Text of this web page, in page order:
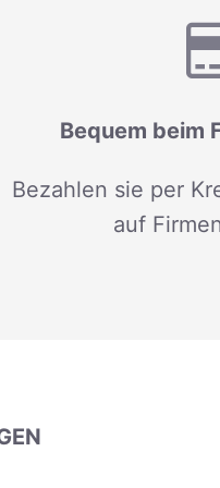
Bequem beim
Bezahlen sie per
auf